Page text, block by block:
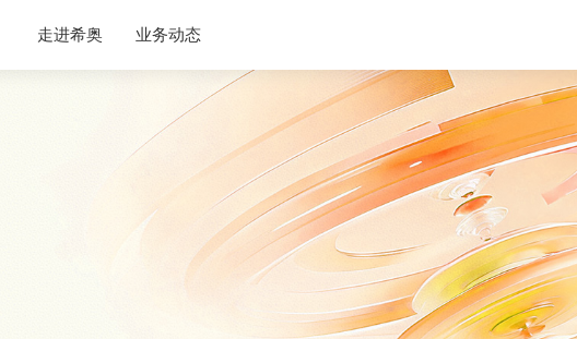
AI语音外呼
语音验证码
国内语音消息
国际语音消息
云服务
平台租借
真人录音
视频训练
一键登录
智能短链接
走进希奥
联系我们
业务动态
公司动态